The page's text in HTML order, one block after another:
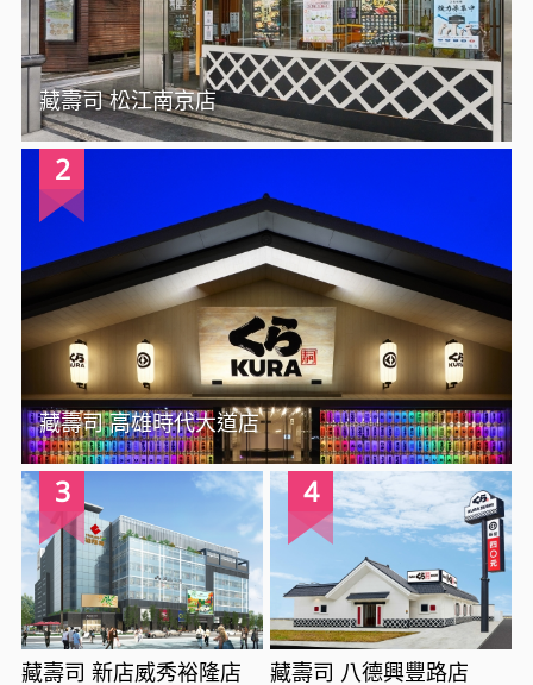
藏壽司 松江南京店
2
藏壽司 高雄時代大道店
3
藏壽司 新店威秀裕隆店
4
藏壽司 八德興豐路店